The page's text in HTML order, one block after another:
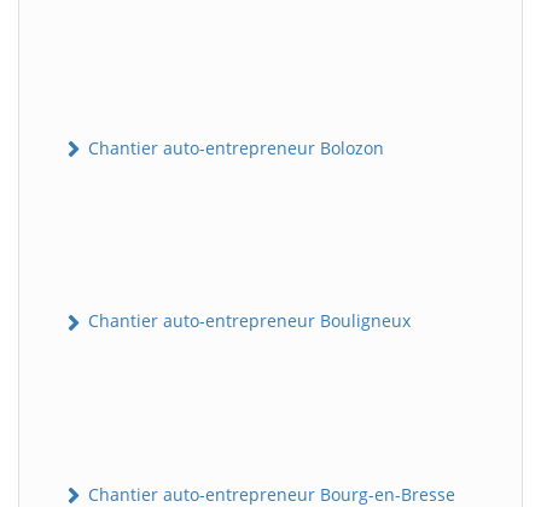
Chantier auto-entrepreneur Bolozon
Chantier auto-entrepreneur Bouligneux
Chantier auto-entrepreneur Bourg-en-Bresse